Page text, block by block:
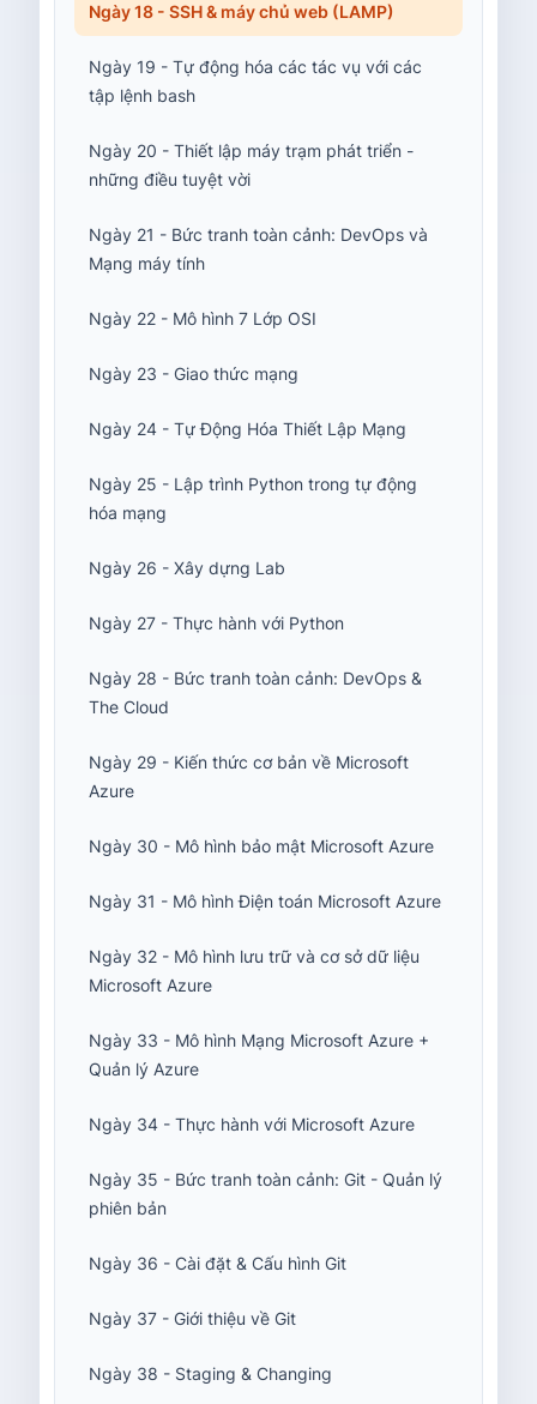
Ngày 18 - SSH & máy chủ web (LAMP)
Ngày 19 - Tự động hóa các tác vụ với các
tập lệnh bash
Ngày 20 - Thiết lập máy trạm phát triển -
những điều tuyệt vời
Ngày 21 - Bức tranh toàn cảnh: DevOps và
Mạng máy tính
Ngày 22 - Mô hình 7 Lớp OSI
Ngày 23 - Giao thức mạng
Ngày 24 - Tự Động Hóa Thiết Lập Mạng
Ngày 25 - Lập trình Python trong tự động
hóa mạng
Ngày 26 - Xây dựng Lab
Ngày 27 - Thực hành với Python
Ngày 28 - Bức tranh toàn cảnh: DevOps &
The Cloud
Ngày 29 - Kiến thức cơ bản về Microsoft
Azure
Ngày 30 - Mô hình bảo mật Microsoft Azure
Ngày 31 - Mô hình Điện toán Microsoft Azure
Ngày 32 - Mô hình lưu trữ và cơ sở dữ liệu
Microsoft Azure
Ngày 33 - Mô hình Mạng Microsoft Azure +
Quản lý Azure
Ngày 34 - Thực hành với Microsoft Azure
Ngày 35 - Bức tranh toàn cảnh: Git - Quản lý
phiên bản
Ngày 36 - Cài đặt & Cấu hình Git
Ngày 37 - Giới thiệu về Git
Ngày 38 - Staging & Changing